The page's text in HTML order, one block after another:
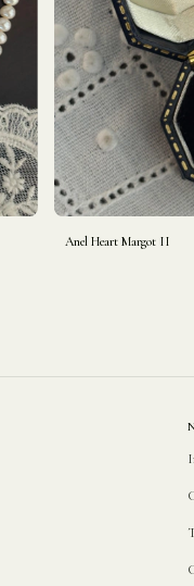
Anel Heart Margot II